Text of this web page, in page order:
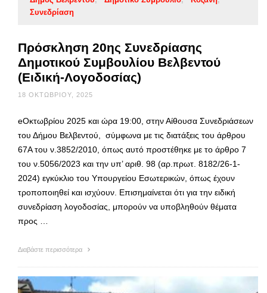
Συνεδρίαση
Πρόσκληση 20ης Συνεδρίασης
Δημοτικού Συμβουλίου Βελβεντού
(Ειδική-Λογοδοσίας)
18 ΟΚΤΩΒΡΊΟΥ, 2025
eΟκτωβρίου 2025 και ώρα 19:00, στην Αίθουσα Συνεδριάσεων
του Δήμου Βελβεντού, σύμφωνα με τις διατάξεις του άρθρου
67Α του ν.3852/2010, όπως αυτό προστέθηκε με το άρθρο 7
του ν.5056/2023 και την υπ’ αριθ. 98 (αρ.πρωτ. 8182/26-1-
2024) εγκύκλιο του Υπουργείου Εσωτερικών, όπως έχουν
τροποποιηθεί και ισχύουν. Επισημαίνεται ότι για την ειδική
συνεδρίαση λογοδοσίας, μπορούν να υποβληθούν θέματα
προς …
Διαβάστε περισσότερα